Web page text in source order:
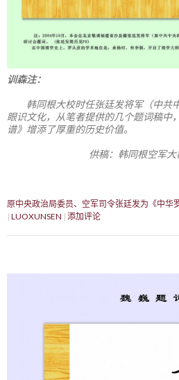
训森注：
韩同根大校时任张廷发将军（中共
眼识文化，从笔者提供的几个题词稿中
谱》增添了厚重的历史价值。
供稿：韩同根空军
原中央政治局委员、空军司令张廷发为《中华
LUOXUNSEN 添加评论